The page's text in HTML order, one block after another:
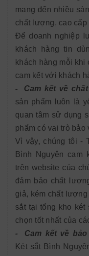
mang đến nhiều
chất lượng, cao cấp
Để doanh nghiệp
khách hàng tin
khách hàng mỗi khi
cam kết với khách
- Cam kết về
sản phẩm luôn là
quan tâm sử dụng
phẩm có vai trò
Vì vậy, chúng tôi -
Bình Nguyên cam
trên website của
đảm bảo chất
giả, kém chất
sắt tại tổng kho
chọn tốt nhất của
- Cam kết về bảo
Két sắt Bình